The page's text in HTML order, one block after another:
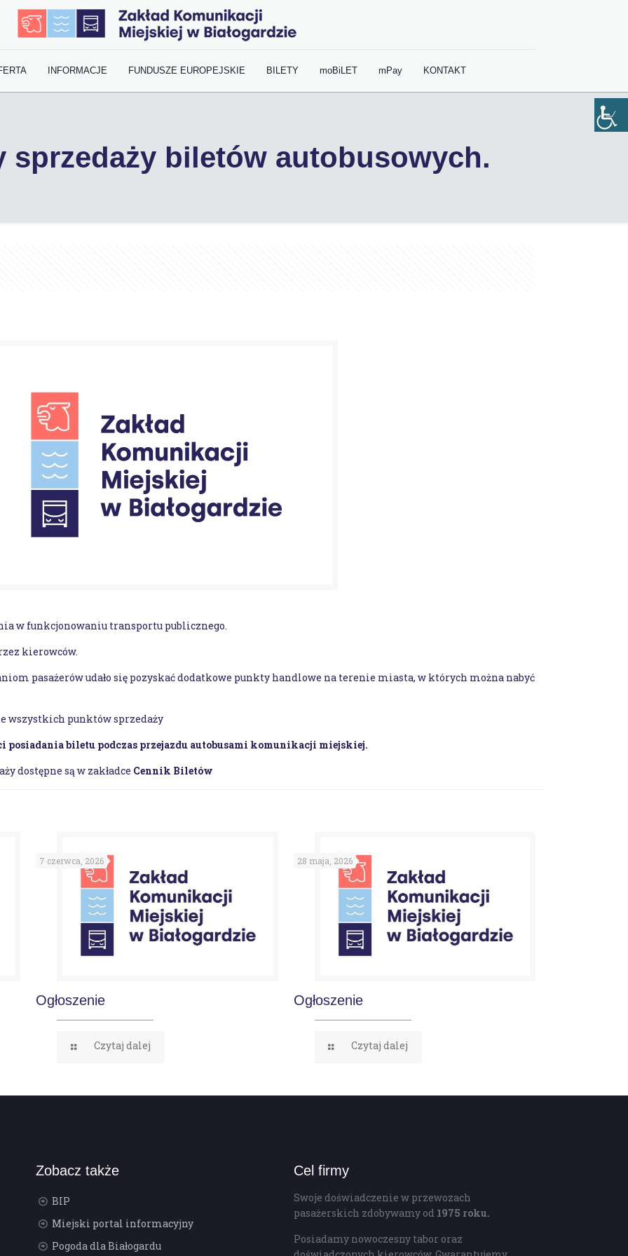
INFORMACJE FUNDUSZE EUROPEJSKIE BILETY moBiLET mPay KONTAKT
sprzedaży biletów autobusowych.
w funkcjonowaniu transportu publicznego.
kierowców.
pasażerów udało się pozyskać dodatkowe punkty handlowe na terenie miasta, w których można nabyć
wszystkich punktów sprzedaży
posiadania biletu podczas przejazdu autobusami komunikacji miejskiej.
dostępne są w zakładce Cennik Biletów
7 czerwca, 2026
Ogłoszenie
Czytaj dalej
28 maja, 2026
Ogłoszenie
Czytaj dalej
Zobacz także
BIP
Miejski portal informacyjny
Pogoda dla Białogardu
Cel firmy
Swoje doświadczenie w przewozach
pasażerskich zdobywamy od 1975 roku.
Posiadamy nowoczesny tabor oraz